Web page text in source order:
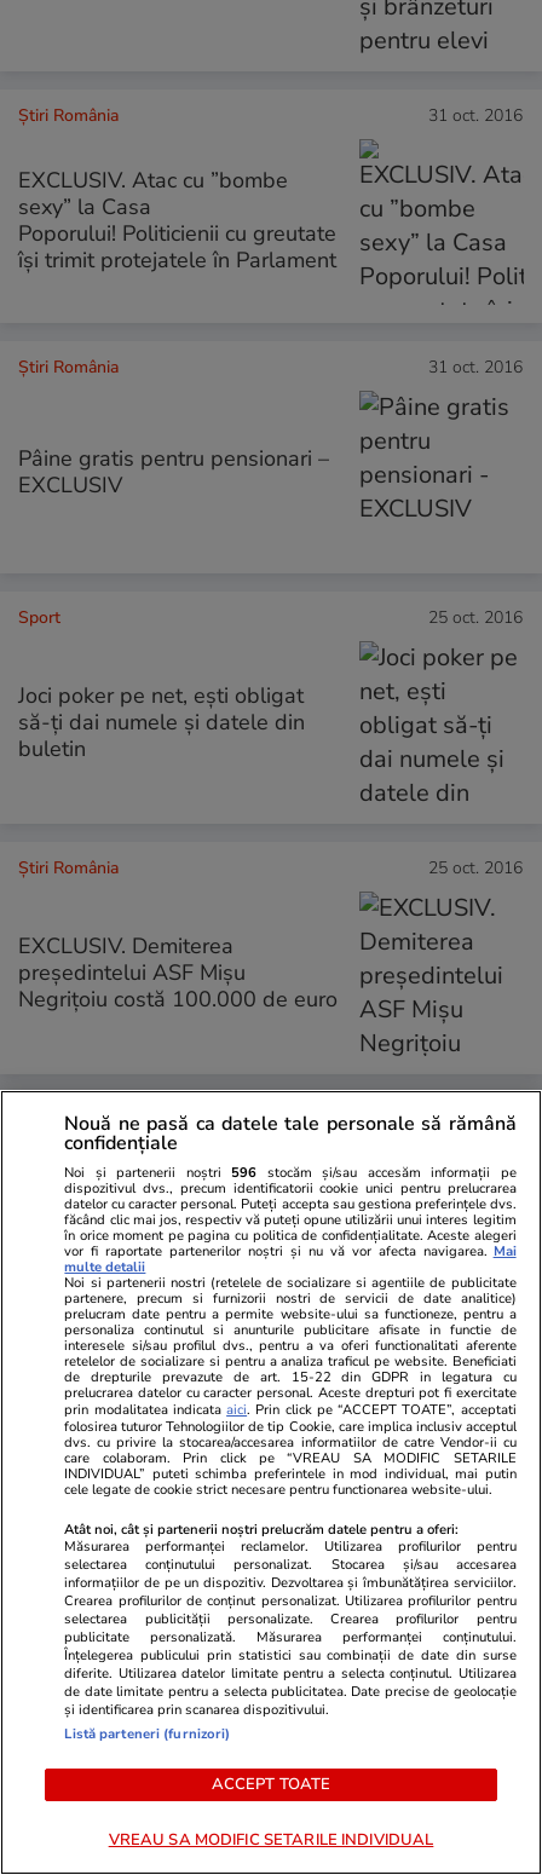
Știri România 31 oct. 2016
EXCLUSIV. Atac cu ”bombe
sexy” la Casa
Poporului! Politicienii cu greutate
își trimit protejatele în Parlament
Știri România 31 oct. 2016
Pâine gratis pentru pensionari –
EXCLUSIV
Sport 25 oct. 2016
Joci poker pe net, ești obligat
să-ți dai numele și datele din
buletin
Știri România 25 oct. 2016
EXCLUSIV. Demiterea
președintelui ASF Mișu
Negrițoiu costă 100.000 de euro
Știri România 23 oct. 2016
Camere de supraveghere în
grădinițe. Chiar și orfelinatele și
locuințele cu asistenți maternali
ar putea fi monitorizate
Știri România 23 oct. 2016
Cămine de bătrâni la fiecare
20.000 de locuitori. Soluția
salvatoare pentru vârstnicii
1 2 ••• 78
Libertatea.ro
Ultimele știri
Știri România
Știri Externe
Război Iran
Divertisment
Monden
Muzică și Filme
Retete culinare
Fructe si legume
Ingrijirea
Nouă ne pasă ca datele tale personale să rămână
confidențiale
Noi și partenerii noștri 596 stocăm și/sau accesăm informații pe
dispozitivul dvs., precum identificatorii cookie unici pentru prelucrarea
datelor cu caracter personal. Puteți accepta sau gestiona preferințele dvs.
făcând clic mai jos, respectiv vă puteți opune utilizării unui interes legitim
în orice moment pe pagina cu politica de confidențialitate. Aceste alegeri
vor fi raportate partenerilor noștri și nu vă vor afecta navigarea. Mai
multe detalii
Noi si partenerii nostri (retelele de socializare si agentiile de publicitate
partenere, precum si furnizorii nostri de servicii de date analitice)
prelucram date pentru a permite website-ului sa functioneze, pentru a
personaliza continutul si anunturile publicitare afisate in functie de
interesele si/sau profilul dvs., pentru a va oferi functionalitati aferente
retelelor de socializare si pentru a analiza traficul pe website. Beneficiati
de drepturile prevazute de art. 15-22 din GDPR in legatura cu
prelucrarea datelor cu caracter personal. Aceste drepturi pot fi exercitate
prin modalitatea indicataaici. Prin click pe “ACCEPT TOATE”, acceptati
folosirea tuturor Tehnologiilor de tip Cookie, care implica inclusiv acceptul
dvs. cu privire la stocarea/accesarea informatiilor de catre Vendor-ii cu
care colaboram. Prin click pe “VREAU SA MODIFIC SETARILE
INDIVIDUAL” puteti schimba preferintele in mod individual, mai putin
cele legate de cookie strict necesare pentru functionarea website-ului.
Atât noi, cât și partenerii noștri prelucrăm datele pentru a oferi:
Măsurarea performanței reclamelor. Utilizarea profilurilor pentru
selectarea conținutului personalizat. Stocarea și/sau accesarea
informațiilor de pe un dispozitiv. Dezvoltarea și îmbunătățirea serviciilor.
Crearea profilurilor de conținut personalizat. Utilizarea profilurilor pentru
selectarea publicității personalizate. Crearea profilurilor pentru
publicitate personalizată. Măsurarea performanței conținutului.
Înțelegerea publicului prin statistici sau combinații de date din surse
diferite. Utilizarea datelor limitate pentru a selecta conținutul. Utilizarea
de date limitate pentru a selecta publicitatea. Date precise de geolocație
și identificarea prin scanarea dispozitivului.
Listă parteneri (furnizori)
ACCEPT TOATE
VREAU SA MODIFIC SETARILE INDIVIDUAL